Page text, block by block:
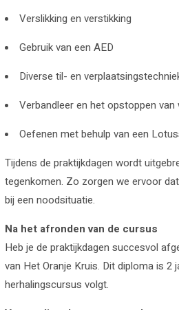
Verslikking en verstikking
Gebruik van een AED
Diverse til- en
Verbandleer en het opstoppen van
Oefenen met behulp van een
Tijdens de praktijkdagen wordt
tegenkomen. Zo zorgen we ervoor
bij een noodsituatie.
Na het afronden van de cursus
Heb je de praktijkdagen succesvol
van Het Oranje Kruis. Dit diploma is 2
herhalingscursus volgt.